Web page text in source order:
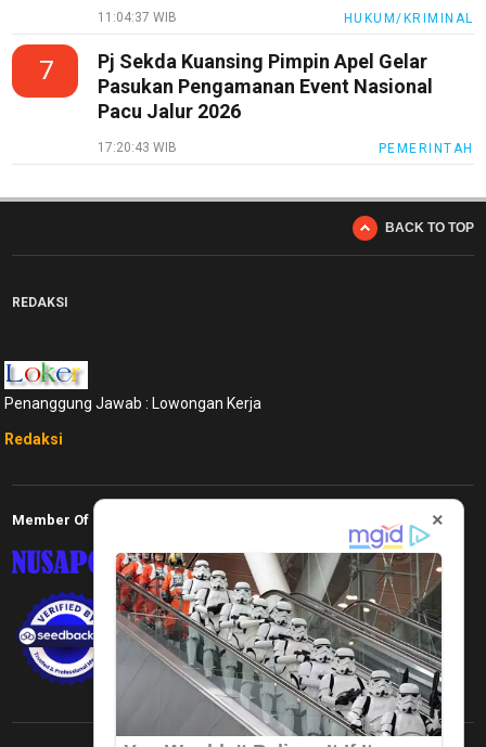
11:04:37 WIB HUKUM/KRIMINAL
7
Pj Sekda Kuansing Pimpin Apel Gelar
Pasukan Pengamanan Event Nasional
Pacu Jalur 2026
17:20:43 WIB PEMERINTAH
BACK TO TOP
REDAKSI
Penanggung Jawab : Lowongan Kerja
Redaksi
Member Of ×